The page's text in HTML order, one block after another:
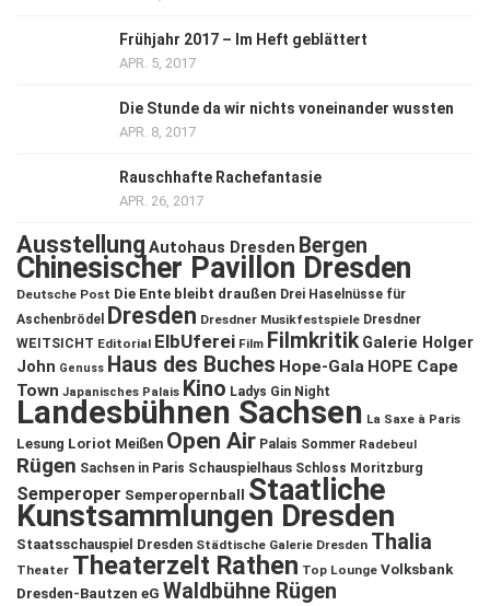
Frühjahr 2017 – Im Heft geblättert
APR. 5, 2017
Die Stunde da wir nichts voneinander wussten
APR. 8, 2017
Rauschhafte Rachefantasie
APR. 26, 2017
Ausstellung Autohaus Dresden Bergen
Chinesischer Pavillon Dresden
Deutsche Post Die Ente bleibt draußen Drei Haselnüsse für
Aschenbrödel
Dresden Dresdner Musikfestspiele Dresdner
WEITSICHT Editorial ElbUferei Film Filmkritik Galerie Holger
John Genuss Haus des Buches Hope-Gala HOPE Cape
Town Japanisches Palais Kino Ladys Gin Night
Landesbühnen Sachsen La Saxe à Paris
Lesung Loriot Meißen Open Air Palais Sommer Radebeul
Rügen Sachsen in Paris Schauspielhaus Schloss Moritzburg
Semperoper Semperopernball Staatliche
Kunstsammlungen Dresden
Staatsschauspiel Dresden Städtische Galerie Dresden Thalia
Theater Theaterzelt Rathen Top Lounge Volksbank
Dresden-Bautzen eG Waldbühne Rügen